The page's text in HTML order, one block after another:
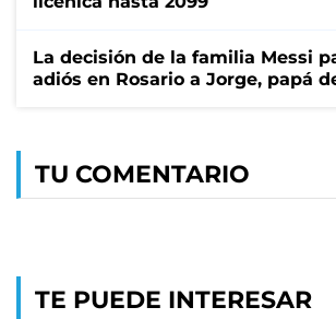
La decisión de la familia Messi
adiós en Rosario a Jorge, papá
TU COMENTARIO
TE PUEDE INTERESAR